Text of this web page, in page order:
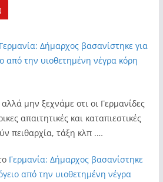
Γερμανία: Δήμαρχος βασανίστηκε για
από την υιοθετημένη νέγρα κόρη
μην ξεχνάμε οτι οι Γερμανίδες
απαιτητικές και καταπιεστικές
πειθαρχία, τάξη κλπ .…
Γερμανία: Δήμαρχος βασανίστηκε
από την υιοθετημένη νέγρα